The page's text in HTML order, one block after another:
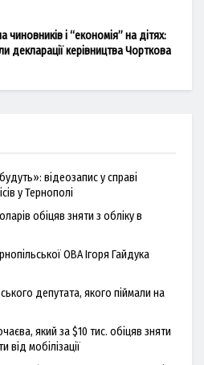
чиновників і “економія” на дітях:
декларації керівництва Чорткова
відеозапис у справі
у Тернополі
обіцяв зняти з обліку в
ОВА Ігоря Гайдука
депутата, якого піймали на
який за $10 тис. обіцяв зняти
від мобілізації